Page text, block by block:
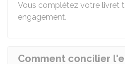
Vous complétez votre livret
engagement.
Comment concilier